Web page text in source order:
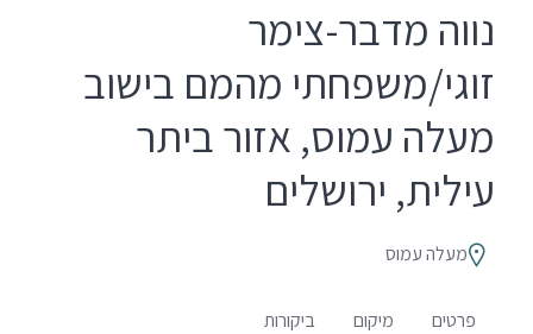
נווה מדבר-צימר
זוגי/משפחתי מהמם בישוב
מעלה עמוס, אזור ביתר
עילית, ירושלים
מעלה עמוס
פרטים מיקום ביקורות